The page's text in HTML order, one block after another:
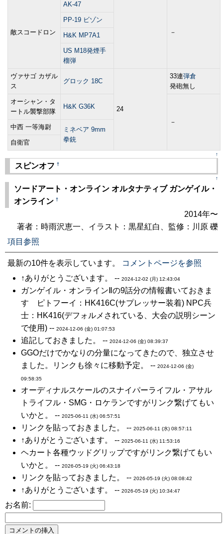
敵スコードロン
AK-47
－
PP-19 ビゾン
H&K MP7A1
US M18発煙手
榴弾
ヴァサゴ カザル
ス
グロック 18C
24
33連弾倉
発砲無し
オーシャン・タ
ートル襲撃部隊
H&K G36K
－
中西 一等海尉
ミネベア 9mm
拳銃
自衛官
↑
スピンオフ †
↑
ソードアート・オンライン オルタナティブ ガンゲイル・
オンライン †
2014年〜
著者：時雨沢恵一、イラスト：黒星紅白、監修：川原 礫
項目参照
最新の10件を表示しています。
コメントページを参照
↑ありがとうございます。 -- 2024-12-02 (月) 12:43:04
ガンゲイル・オンラインⅡの9話分の情報書いておきま
す ピトフーイ：HK416C(サプレッサー装着) NPC兵
士：HK416(デフォルメされている、大会の説明シーン
で使用) -- 2024-12-06 (金) 01:07:53
追記しておきました。 -- 2024-12-06 (金) 08:39:37
GGOだけでかなりの分量になってきたので、独立させ
ました。リンクも徐々に移動予定。 -- 2024-12-06 (金)
09:58:35
オーディナルスケールのスナイパーライフル・アサル
トライフル・SMG・ロケランですがリンク繋げてもい
いかと。 -- 2025-06-11 (水) 06:57:51
リンクを貼っておきました。 -- 2025-06-11 (水) 08:57:11
↑ありがとうございます。 -- 2025-06-11 (水) 11:53:16
ヘカート各種ウッドグリップですがリンク繋げてもい
いかと。 -- 2026-05-19 (火) 06:43:18
リンクを貼っておきました。 -- 2026-05-19 (火) 08:08:42
↑ありがとうございます。 -- 2026-05-19 (火) 10:34:47
お名前: